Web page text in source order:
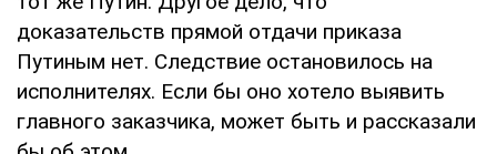
доказательств прямой отдачи приказа
Путиным нет. Следствие остановилось на
исполнителях. Если бы оно хотело выявить
главного заказчика, может быть и рассказали